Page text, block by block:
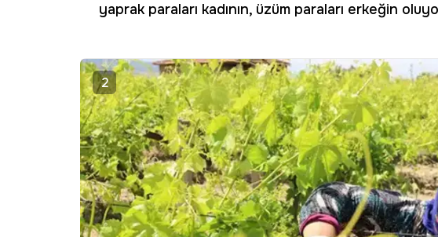
yaprak paraları kadının, üzüm paraları erkeğin
2